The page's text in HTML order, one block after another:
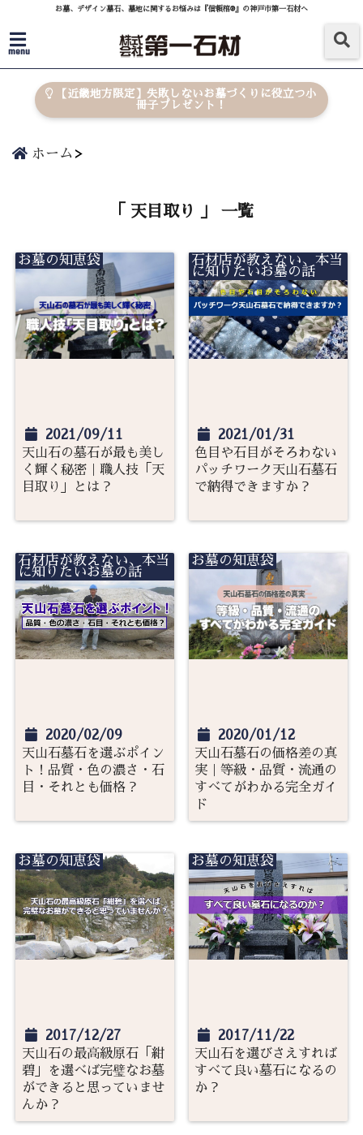
お墓、デザイン墓石、墓地に関するお悩みは『信頼棺®』の神戸市第一石材へ
menu
【近畿地方限定】失敗しないお墓づくりに役立つ小
冊子プレゼント！
ホーム
「 天目取り 」 一覧
お墓の知恵袋
2021/09/11
天山石の墓石が最も美し
く輝く秘密｜職人技「天
目取り」とは？
石材店が教えない、本当
に知りたいお墓の話
2021/01/31
色目や石目がそろわない
パッチワーク天山石墓石
で納得できますか？
石材店が教えない、本当
に知りたいお墓の話
2020/02/09
天山石墓石を選ぶポイン
ト！品質・色の濃さ・石
目・それとも価格？
お墓の知恵袋
2020/01/12
天山石墓石の価格差の真
実｜等級・品質・流通の
すべてがわかる完全ガイ
ド
お墓の知恵袋
2017/12/27
天山石の最高級原石「紺
碧」を選べば完璧なお墓
ができると思っていませ
んか？
お墓の知恵袋
2017/11/22
天山石を選びさえすれば
すべて良い墓石になるの
か？